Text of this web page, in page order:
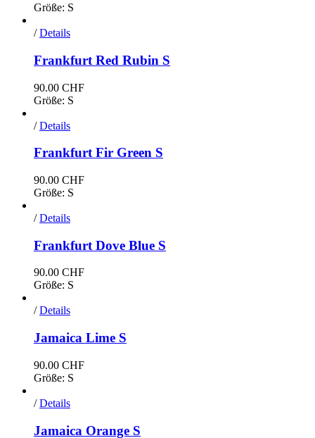
Größe: S
/ Details
Frankfurt Red Rubin S
90.00 CHF
Größe: S
/ Details
Frankfurt Fir Green S
90.00 CHF
Größe: S
/ Details
Frankfurt Dove Blue S
90.00 CHF
Größe: S
/ Details
Jamaica Lime S
90.00 CHF
Größe: S
/ Details
Jamaica Orange S